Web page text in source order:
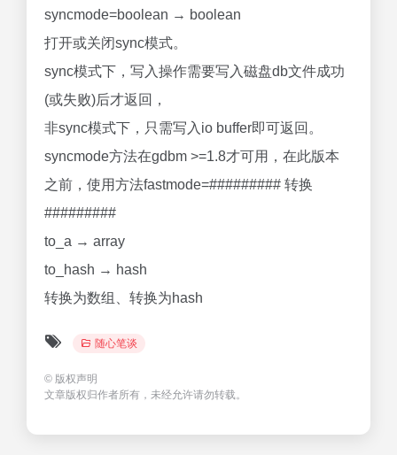
syncmode=boolean → boolean
打开或关闭sync模式。
sync模式下，写入操作需要写入磁盘db文件成功
(或失败)后才返回，
非sync模式下，只需写入io buffer即可返回。
syncmode方法在gdbm >=1.8才可用，在此版本
之前，使用方法fastmode=######### 转换
#########
to_a → array
to_hash → hash
转换为数组、转换为hash
随心笔谈
© 版权声明
文章版权归作者所有，未经允许请勿转载。